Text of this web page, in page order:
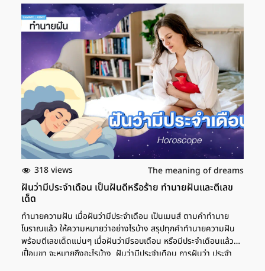
ตำราทำนายความฝัน ฝันว่าโดนปาดคอ การฝันว่าโดนฆ่าปาดคอ ตาม
ตำราทำนายฝันแล้ว ให้ความหมายเอาไว้ว่า จะมีโอกาสเจอเคราะห์หนัก
หรือปัญหาใหญ่ในชีวิต เช่น การสูญเสียบุคคลในครอบครัว หรือบาง
คนก็อาจจะเจออุปสรรคในชีวิต ที่ทำให้ได้รับความเดือดร้อน โดยอาจจะ
เป็นคนใกล้ตัวที่นำปัญหามาให้ หรือนำความเดือดร้อนมาให้ เป็นต้น
เลขเด็ด ฝันว่าโดนปาดคอแต่ไม่ขาด หากใครที่ฝันว่าถูกปาดคอแต่คอ
ไม่ขาด ทำนายฝันเอาไว้ว่า จะเสียของรักหรือเงินทอง รวมถึงสิ่งของ
เครื่องใช้อาจพังก็ได้ ช่วงนี้หากมีสิ่งที่คิดเอาไว้หรือวางแผนไว้ จะมีคน
ช่วยเหลือให้ผ่านไปได้ หากทำด้วยตัวเองจะยังไม่สามารถผ่านพ้นกับ
ปัญหาได้ นอกจากนี้ ตามตำราทำนายฝันของพระโหราธิบดี ยังให้
ความหมายเอาไว้ว่า จะได้รับข่าวดีจากญาติสนิทหรือมิตรสหายที่อยู่
ทางไกล ส่วนหากเป็นตำราจีนจะหมายถึงการฝ่าฟันอุปสรรคได้สำเร็จ
มีความสุขสมบูรณ์ และปัญหาที่เจอจะหมดไปในเร็ววัน เลขเด็ด ฝันว่า
โดนไล่ฝัน การฝันว่าโดนไล่ฟันในฝัน ตามตำราโบราทำนายฝันเอาไว้ว่า
ชีวิตจะเปลี่ยนแปลงไปในทิศทางที่ดีขึ้น ดวงกำลังไปได้ดี หากมีปัญหาก็
จะมีคนเข้ามาให้ความช่วยเหลือ แต่ก็ยังต้องระวังความทุกข์ยาก
ลำบากใจ หรือการได้รับผลกระทบจากปัญหาที่คนอายุน้อยกว่านำพามา
ให้ ส่วนการเงินยังต้องระวังเรื่องการใช้จ่ายเกินตัวอยู่บ้าง […]
318 views The meaning of dreams
ฝันว่ามีประจำเดือน เป็นฝันดีหรือร้าย ทำนายฝันและตีเลข
เด็ด
ทำนายความฝัน เมื่อฝันว่ามีประจำเดือน เป็นเมนส์ ตามคำทำนาย
โบราณแล้ว ให้ความหมายว่าอย่างไรบ้าง สรุปทุกคำทำนายความฝัน
พร้อมตีเลขเด็ดแม่นๆ เมื่อฝันว่ามีรอบเดือน หรือมีประจำเดือนแล้ว
เปื้อนขา จะหมายถึงอะไรบ้าง ฝันว่ามีประจำเดือน การฝันว่า ประจำ